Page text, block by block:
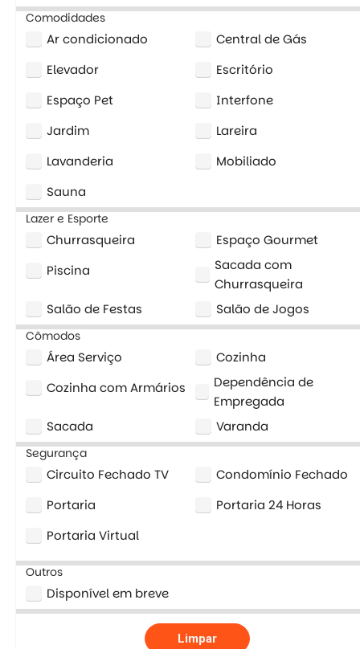
Comodidades
Ar condicionado
Central de Gás
Elevador
Escritório
Espaço Pet
Interfone
Jardim
Lareira
Lavanderia
Mobiliado
Sauna
Lazer e Esporte
Churrasqueira
Espaço Gourmet
Piscina
Sacada com
Churrasqueira
Salão de Festas
Salão de Jogos
Cômodos
Área Serviço
Cozinha
Cozinha com Armários
Dependência de
Empregada
Sacada
Varanda
Segurança
Circuito Fechado TV
Condomínio Fechado
Portaria
Portaria 24 Horas
Portaria Virtual
Outros
Disponível em breve
Limpar